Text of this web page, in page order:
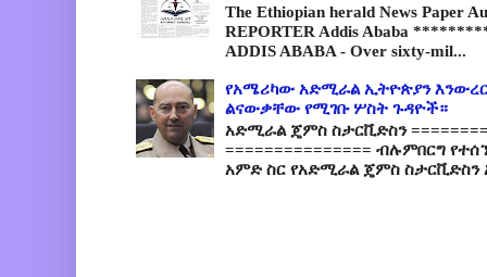
The Ethiopian herald News Paper
REPORTER Addis Ababa
ADDIS ABABA - Over sixty-mil...
የአሜሪካው አድሚራል ኢትዮጵያን
ልናውቃቸው የሚገቡ ሦስት ጉዳዮች።
አድሚራል ጄምስ ስታርቪድስን
=============== ብሉምበርግ
አምድ ስር የአድሚራል ጄምስ ስታርቪድስን